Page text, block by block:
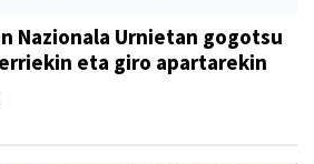
Nazionala Urnietan gogotsu
eta giro apartarekin